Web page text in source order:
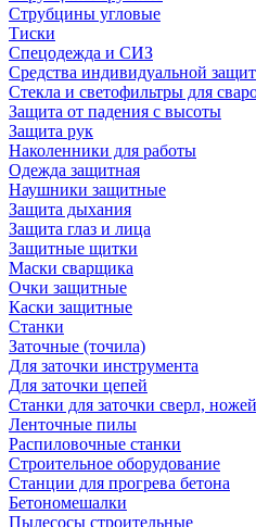
Струбцины угловые
Тиски
Спецодежда и СИЗ
Средства индивидуальной
Стекла и светофильтры для
Защита от падения с высоты
Защита рук
Наколенники для работы
Одежда защитная
Наушники защитные
Защита дыхания
Защита глаз и лица
Защитные щитки
Маски сварщика
Очки защитные
Каски защитные
Станки
Заточные (точила)
Для заточки инструмента
Для заточки цепей
Станки для заточки сверл,
Ленточные пилы
Распиловочные станки
Строительное оборудование
Станции для прогрева бетона
Бетономешалки
Пылесосы строительные